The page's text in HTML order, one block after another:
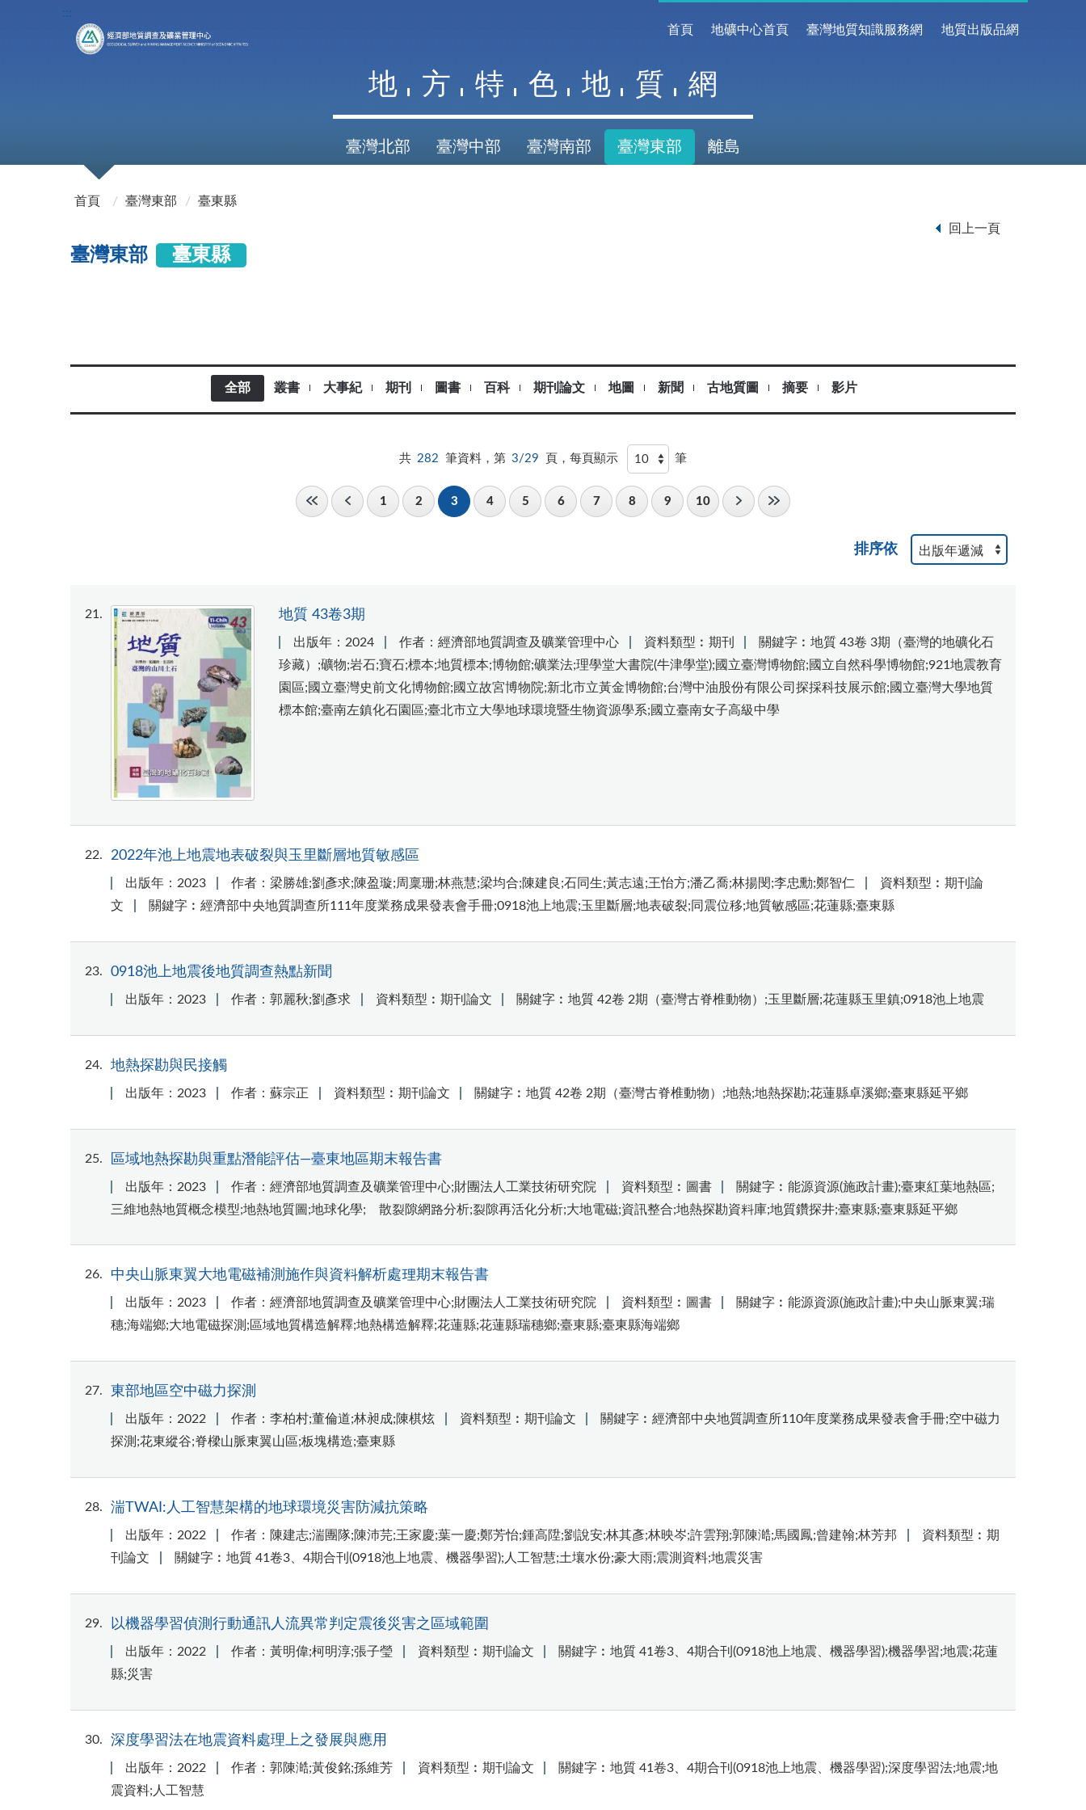
首頁 地礦中心首頁 臺灣地質知識服務網 地質出版品網
:::
地 方 特 色 地 質 網
臺灣北部 臺灣中部 臺灣南部 臺灣東部 離島
首頁
臺灣東部 臺東縣
回上一頁
臺灣東部 臺東縣
全部 叢書 大事紀 期刊 圖書 百科 期刊論文 地圖 新聞 古地質圖 摘要 影片
共 282 筆資料，第 3/29 頁，每頁顯示 筆
1 2 3 4 5 6 7 8 9 10
排序依
21 地質 43卷3期
出版年：2024 作者：經濟部地質調查及礦業管理中心 資料類型︰期刊
關鍵字︰地質 43卷 3期（臺灣的地礦化石
珍藏）;礦物;岩石;寶石;標本;地質標本;博物館;礦業法;理學堂大書院(牛津學堂);國立臺灣博物館;國立自然科學博物館;921地震教育
園區;國立臺灣史前文化博物館;國立故宮博物院;新北市立黃金博物館;台灣中油股份有限公司探採科技展示館;國立臺灣大學地質
標本館;臺南左鎮化石園區;臺北市立大學地球環境暨生物資源學系;國立臺南女子高級中學
22 2022年池上地震地表破裂與玉里斷層地質敏感區
出版年：2023 作者：梁勝雄;劉彥求;陳盈璇;周稟珊;林燕慧;梁均合;陳建良;石同生;黃志遠;王怡方;潘乙喬;林揚閔;李忠勳;鄭智仁
資料類型︰期刊論
文
關鍵字︰經濟部中央地質調查所111年度業務成果發表會手冊;0918池上地震;玉里斷層;地表破裂;同震位移;地質敏感區;花蓮縣;臺東縣
23 0918池上地震後地質調查熱點新聞
出版年：2023 作者：郭麗秋;劉彥求 資料類型︰期刊論文 關鍵字︰地質 42卷 2期（臺灣古脊椎動物）;玉里斷層;花蓮縣玉里鎮;0918池上地震
24 地熱探勘與民接觸
出版年：2023 作者：蘇宗正 資料類型︰期刊論文 關鍵字︰地質 42卷 2期（臺灣古脊椎動物）;地熱;地熱探勘;花蓮縣卓溪鄉;臺東縣延平鄉
25 區域地熱探勘與重點潛能評估—臺東地區期末報告書
出版年：2023 作者：經濟部地質調查及礦業管理中心;財團法人工業技術研究院 資料類型︰圖書
關鍵字︰能源資源(施政計畫);臺東紅葉地熱區;
三維地熱地質概念模型;地熱地質圖;地球化學;離散裂隙網路分析;裂隙再活化分析;大地電磁;資訊整合;地熱探勘資料庫;地質鑽探井;臺東縣;臺東縣延平鄉
26 中央山脈東翼大地電磁補測施作與資料解析處理期末報告書
出版年：2023 作者：經濟部地質調查及礦業管理中心;財團法人工業技術研究院 資料類型︰圖書
關鍵字︰能源資源(施政計畫);中央山脈東翼;瑞
穗;海端鄉;大地電磁探測;區域地質構造解釋;地熱構造解釋;花蓮縣;花蓮縣瑞穗鄉;臺東縣;臺東縣海端鄉
27 東部地區空中磁力探測
出版年：2022 作者：李柏村;董倫道;林昶成;陳棋炫 資料類型︰期刊論文
關鍵字︰經濟部中央地質調查所110年度業務成果發表會手冊;空中磁力
探測;花東縱谷;脊樑山脈東翼山區;板塊構造;臺東縣
28 湍TWAI:人工智慧架構的地球環境災害防減抗策略
出版年：2022 作者：陳建志;湍團隊;陳沛芫;王家慶;葉一慶;鄭芳怡;鍾高陞;劉說安;林其彥;林映岑;許雲翔;郭陳澔;馬國鳳;曾建翰;林芳邦
資料類型︰期
刊論文
關鍵字︰地質 41卷3、4期合刊(0918池上地震、機器學習);人工智慧;土壤水份;豪大雨;震測資料;地震災害
29 以機器學習偵測行動通訊人流異常判定震後災害之區域範圍
出版年：2022 作者：黃明偉;柯明淳;張子瑩 資料類型︰期刊論文
關鍵字︰地質 41卷3、4期合刊(0918池上地震、機器學習);機器學習;地震;花蓮
縣;災害
30 深度學習法在地震資料處理上之發展與應用
出版年：2022 作者：郭陳澔;黃俊銘;孫維芳 資料類型︰期刊論文
關鍵字︰地質 41卷3、4期合刊(0918池上地震、機器學習);深度學習法;地震;地
震資料;人工智慧